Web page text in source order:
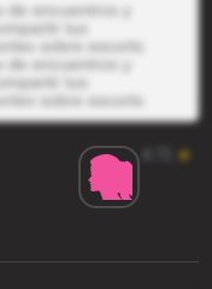
encuentros y
tus
sobre escorts
encuentros y
tus
sobre escorts
★